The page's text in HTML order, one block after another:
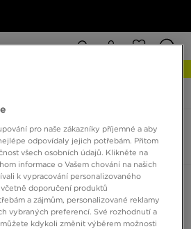
Run Swift 3
0 produktů
Filtrovat
pro naše zákazníky příjemné a aby
odpovídaly jejich potřebám. Přitom
všech osobních údajů. Klikněte na
informace o Vašem chování na našich
k vypracování personalizovaného
doporučení produktů
a zájmům, personalizované reklamy
vybraných preferencí. Své rozhodnutí a
kdykoli změnit výběrem možnosti